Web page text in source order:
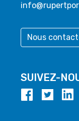
Nous
SUIVEZ-